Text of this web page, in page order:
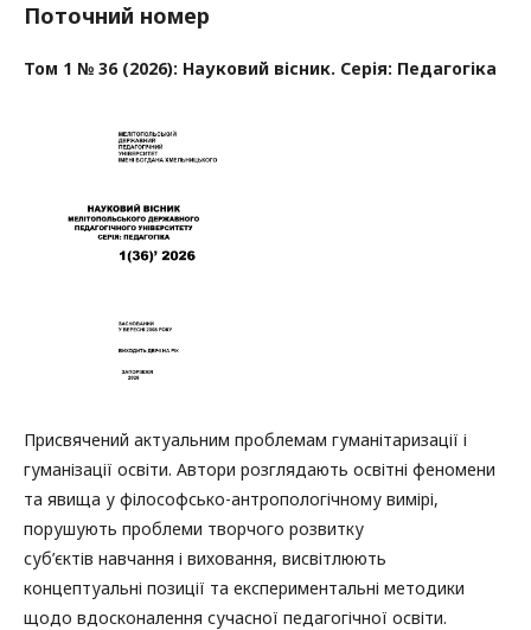
Поточний номер
Том 1 № 36 (2026): Науковий вісник. Серія: Педагогіка
Присвячений актуальним проблемам гуманітаризації і
гуманізації освіти. Автори розглядають освітні феномени
та явища у філософсько-антропологічному вимірі,
порушують проблеми творчого розвитку
суб’єктів навчання і виховання, висвітлюють
концептуальні позиції та експериментальні методики
щодо вдосконалення сучасної педагогічної освіти.